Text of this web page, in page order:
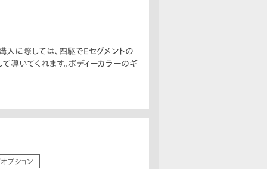
に際しては、四駆でEセグメントの
導いてくれます。ボディーカラーのギ
プション